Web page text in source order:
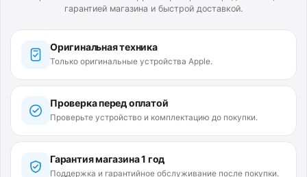
гарантией магазина и быстрой доставкой.
Оригинальная техника
Только оригинальные устройства Apple.
Проверка перед оплатой
Проверьте устройство и комплектацию до покупки.
Гарантия магазина 1 год
Поддержка и гарантийное обслуживание после покупки.